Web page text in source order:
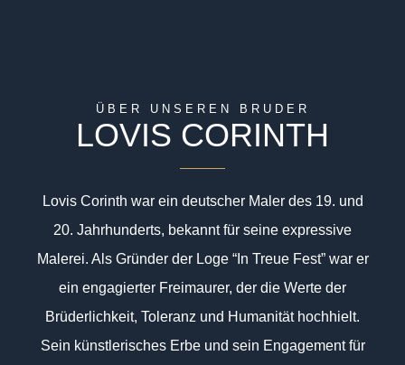
ÜBER UNSEREN BRUDER
LOVIS CORINTH
Lovis Corinth war ein deutscher Maler des 19. und
20. Jahrhunderts, bekannt für seine expressive
Malerei. Als Gründer der Loge “In Treue Fest” war er
ein engagierter Freimaurer, der die Werte der
Brüderlichkeit, Toleranz und Humanität hochhielt.
Sein künstlerisches Erbe und sein Engagement für